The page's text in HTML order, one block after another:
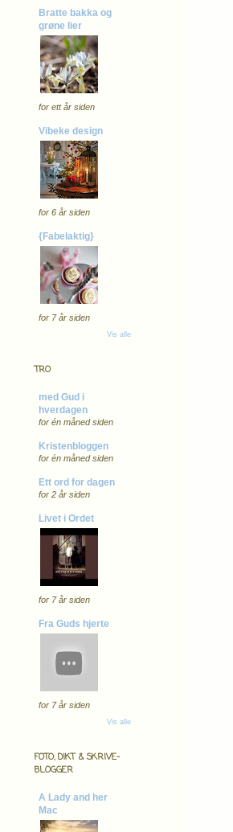
Bratte bakka og
grøne lier
for ett år siden
Vibeke design
for 6 år siden
{Fabelaktig}
for 7 år siden
Vis alle
TRO
med Gud i
hverdagen
for én måned siden
Kristenbloggen
for én måned siden
Ett ord for dagen
for 2 år siden
Livet i Ordet
for 7 år siden
Fra Guds hjerte
for 7 år siden
Vis alle
FOTO, DIKT & SKRIVE-
BLOGGER
A Lady and her
Mac